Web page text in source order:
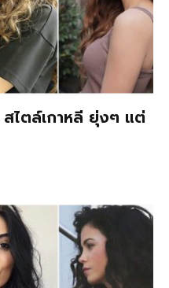
ไตล์เกาหลี ยุ่งๆ แต่